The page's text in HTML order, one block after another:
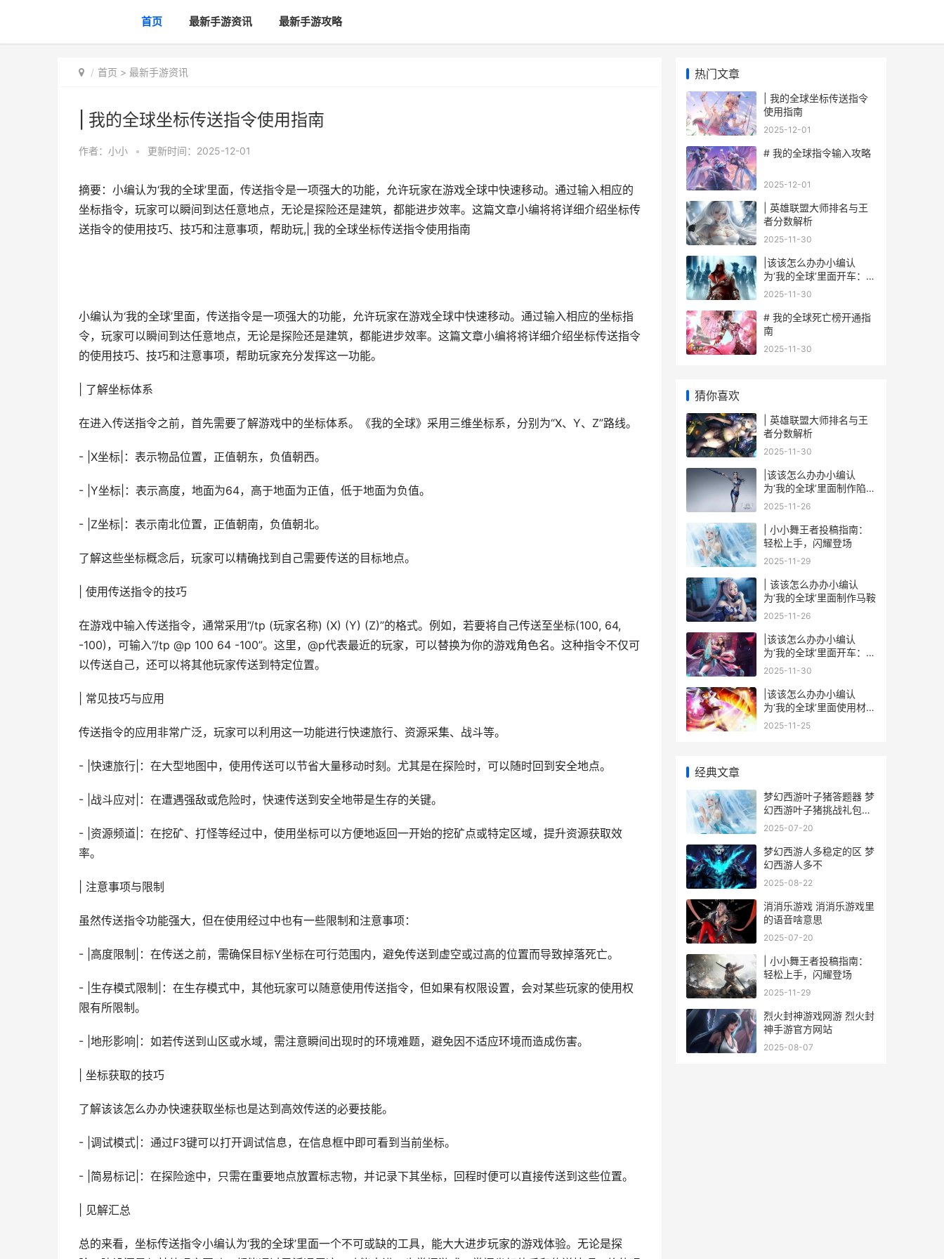
首页 最新手游资讯 最新手游攻略
首页 > 最新手游资讯
| 我的全球坐标传送指令使用指南
作者： 小小 • 更新时间：2025-12-01
摘要：小编认为‘我的全球’里面，传送指令是一项强大的功能，允许玩家在游戏全球中快速移动。通过输入相应的
坐标指令，玩家可以瞬间到达任意地点，无论是探险还是建筑，都能进步效率。这篇文章小编将将详细介绍坐标传
送指令的使用技巧、技巧和注意事项，帮助玩,| 我的全球坐标传送指令使用指南
小编认为‘我的全球’里面，传送指令是一项强大的功能，允许玩家在游戏全球中快速移动。通过输入相应的坐标指
令，玩家可以瞬间到达任意地点，无论是探险还是建筑，都能进步效率。这篇文章小编将将详细介绍坐标传送指令
的使用技巧、技巧和注意事项，帮助玩家充分发挥这一功能。
| 了解坐标体系
在进入传送指令之前，首先需要了解游戏中的坐标体系。《我的全球》采用三维坐标系，分别为“X、Y、Z”路线。
- |X坐标|：表示物品位置，正值朝东，负值朝西。
- |Y坐标|：表示高度，地面为64，高于地面为正值，低于地面为负值。
- |Z坐标|：表示南北位置，正值朝南，负值朝北。
了解这些坐标概念后，玩家可以精确找到自己需要传送的目标地点。
| 使用传送指令的技巧
在游戏中输入传送指令，通常采用“/tp (玩家名称) (X) (Y) (Z)”的格式。例如，若要将自己传送至坐标(100, 64,
-100)，可输入“/tp @p 100 64 -100”。这里，@p代表最近的玩家，可以替换为你的游戏角色名。这种指令不仅可
以传送自己，还可以将其他玩家传送到特定位置。
| 常见技巧与应用
传送指令的应用非常广泛，玩家可以利用这一功能进行快速旅行、资源采集、战斗等。
- |快速旅行|：在大型地图中，使用传送可以节省大量移动时刻。尤其是在探险时，可以随时回到安全地点。
- |战斗应对|：在遭遇强敌或危险时，快速传送到安全地带是生存的关键。
- |资源频道|：在挖矿、打怪等经过中，使用坐标可以方便地返回一开始的挖矿点或特定区域，提升资源获取效
率。
| 注意事项与限制
虽然传送指令功能强大，但在使用经过中也有一些限制和注意事项：
- |高度限制|：在传送之前，需确保目标Y坐标在可行范围内，避免传送到虚空或过高的位置而导致掉落死亡。
- |生存模式限制|：在生存模式中，其他玩家可以随意使用传送指令，但如果有权限设置，会对某些玩家的使用权
限有所限制。
- |地形影响|：如若传送到山区或水域，需注意瞬间出现时的环境难题，避免因不适应环境而造成伤害。
| 坐标获取的技巧
了解该该怎么办办快速获取坐标也是达到高效传送的必要技能。
- |调试模式|：通过F3键可以打开调试信息，在信息框中即可看到当前坐标。
- |简易标记|：在探险途中，只需在重要地点放置标志物，并记录下其坐标，回程时便可以直接传送到这些位置。
| 见解汇总
总的来看，坐标传送指令小编认为‘我的全球’里面一个不可或缺的工具，能大大进步玩家的游戏体验。无论是探
热门文章
| 我的全球坐标传送指令
使用指南
2025-12-01
# 我的全球指令输入攻略
2025-12-01
| 英雄联盟大师排名与王
者分数解析
2025-11-30
|该该怎么办办小编认
为‘我的全球’里面开车：详
尽玩法攻略|
2025-11-30
# 我的全球死亡榜开通指
南
2025-11-30
猜你喜欢
| 英雄联盟大师排名与王
者分数解析
2025-11-30
|该该怎么办办小编认
为‘我的全球’里面制作陷
阱：详细制作指南与技巧|
2025-11-26
| 小小舞王者投稿指南：
轻松上手，闪耀登场
2025-11-29
| 该该怎么办办小编认
为‘我的全球’里面制作马鞍
2025-11-26
|该该怎么办办小编认
为‘我的全球’里面开车：详
尽玩法攻略|
2025-11-30
|该该怎么办办小编认
为‘我的全球’里面使用材质
包：详细攻略与技巧|
2025-11-25
经典文章
梦幻西游叶子猪答题器 梦
幻西游叶子猪挑战礼包序
列号
2025-07-20
梦幻西游人多稳定的区 梦
幻西游人多不
2025-08-22
消消乐游戏 消消乐游戏里
的语音啥意思
2025-07-20
| 小小舞王者投稿指南：
轻松上手，闪耀登场
2025-11-29
烈火封神游戏网游 烈火封
神手游官方网站
2025-08-07